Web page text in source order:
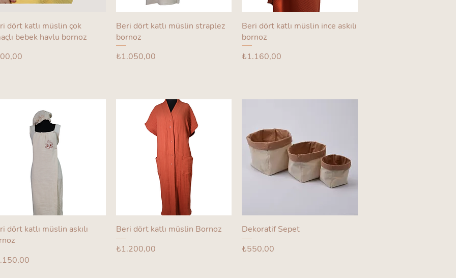
dört katlı müslin çok
bebek havlu bornoz
Beri dört katlı müslin straplez
bornoz
Fiyat
₺1.050,00
Beri dört katlı müslin ince askılı
bornoz
Fiyat
₺1.160,00
dört katlı müslin askılı
Beri dört katlı müslin Bornoz
Fiyat
₺1.200,00
Dekoratif Sepet
Fiyat
₺550,00